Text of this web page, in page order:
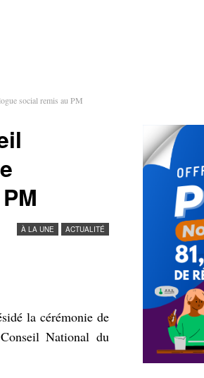
social remis au PM
À LA UNE ACTUALITÉ
la cérémonie de
National du